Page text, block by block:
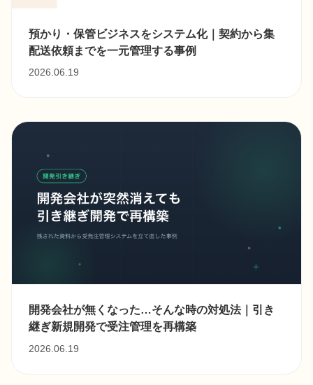
預かり・保管ビジネスをシステム化｜契約から集
配送依頼までを一元管理する事例
2026.06.19
開発会社が無くなった…そんな時の対処法｜引き
継ぎ新規開発で受注管理を再構築
2026.06.19